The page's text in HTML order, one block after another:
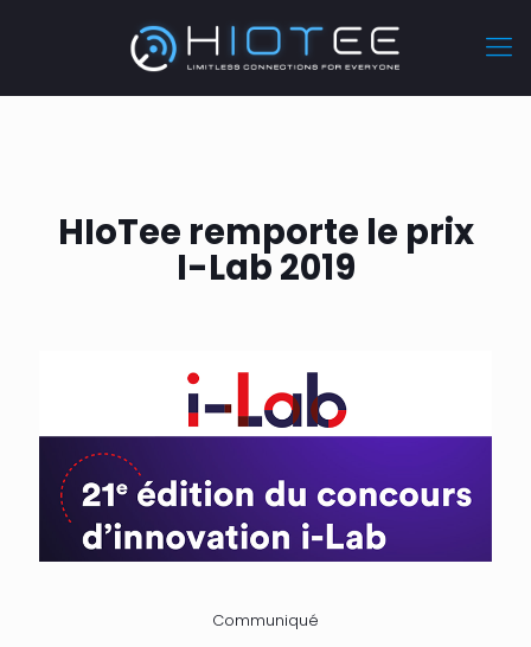
HIoTee remporte le prix
I-Lab 2019
Communiqué